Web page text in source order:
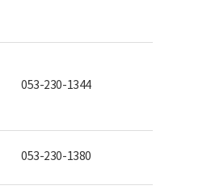
053-230-1344
053-230-1380